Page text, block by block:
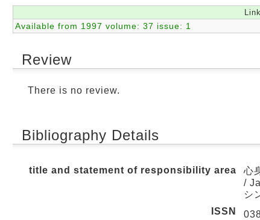
Link
Available from 1997 volume: 37 issue: 1
Review
There is no review.
Bibliography Details
title and statement of responsibility area
心
/
シ
ISSN